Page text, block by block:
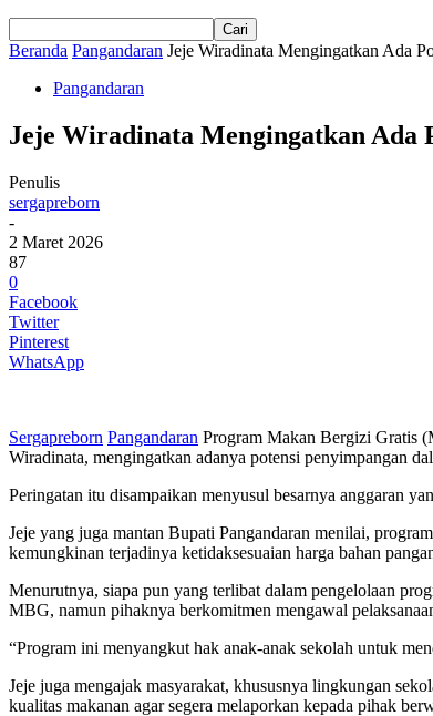
Beranda Pangandaran Jeje Wiradinata Mengingatkan Ada
Pangandaran
Jeje Wiradinata Mengingatkan Ada
Penulis
sergapreborn
-
2 Maret 2026
87
0
Facebook
Twitter
Pinterest
WhatsApp
Sergapreborn Pangandaran Program Makan Bergizi Gratis
Wiradinata, mengingatkan adanya potensi penyimpangan
Peringatan itu disampaikan menyusul besarnya anggaran
Jeje yang juga mantan Bupati Pangandaran menilai,
kemungkinan terjadinya ketidaksesuaian harga bahan
Menurutnya, siapa pun yang terlibat dalam pengelolaan
MBG, namun pihaknya berkomitmen mengawal
“Program ini menyangkut hak anak-anak sekolah untuk
Jeje juga mengajak masyarakat, khususnya lingkungan
kualitas makanan agar segera melaporkan kepada pihak